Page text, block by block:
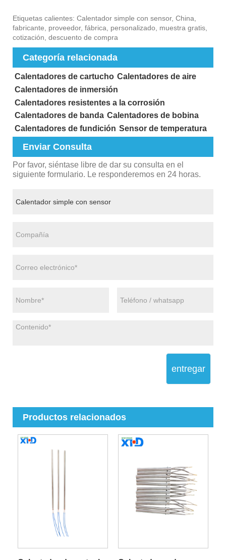
Etiquetas calientes: Calentador simple con sensor, China,
fabricante, proveedor, fábrica, personalizado, muestra gratis,
cotización, descuento de compra
Categoría relacionada
Calentadores de cartucho Calentadores de aire
Calentadores de inmersión
Calentadores resistentes a la corrosión
Calentadores de banda Calentadores de bobina
Calentadores de fundición Sensor de temperatura
Enviar Consulta
Por favor, siéntase libre de dar su consulta en el
siguiente formulario. Le responderemos en 24 horas.
entregar
Productos relacionados